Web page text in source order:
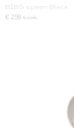
BIBS speen Black
€ 2,98 € 5,95